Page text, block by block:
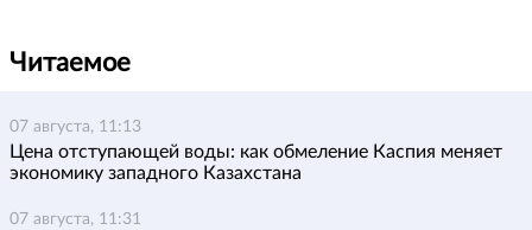
Читаемое
07 августа, 11:13
Цена отступающей воды: как обмеление Каспия меняет
экономику западного Казахстана
07 августа, 11:31